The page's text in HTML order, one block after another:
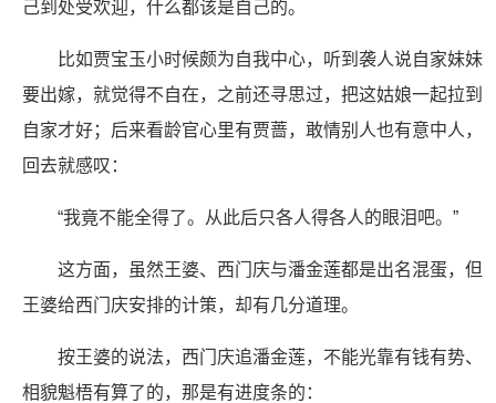
己到处受欢迎，什么都该是自己的。
比如贾宝玉小时候颇为自我中心，听到袭人说自家妹妹
要出嫁，就觉得不自在，之前还寻思过，把这姑娘一起拉到
自家才好；后来看龄官心里有贾蔷，敢情别人也有意中人，
回去就感叹：
“我竟不能全得了。从此后只各人得各人的眼泪吧。”
这方面，虽然王婆、西门庆与潘金莲都是出名混蛋，但
王婆给西门庆安排的计策，却有几分道理。
按王婆的说法，西门庆追潘金莲，不能光靠有钱有势、
相貌魁梧有算了的，那是有进度条的：